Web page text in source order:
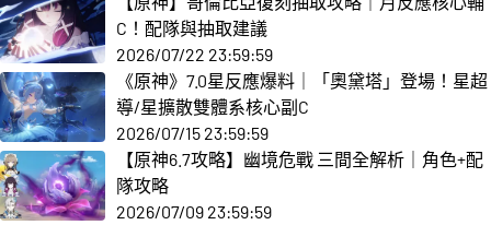
C！配隊與抽取建議
2026/07/22 23:59:59
《原神》7.0星反應爆料｜「奧黛塔」登場！星超
導/星擴散雙體系核心副C
2026/07/15 23:59:59
【原神6.7攻略】幽境危戰 三間全解析｜角色+配
隊攻略
2026/07/09 23:59:59